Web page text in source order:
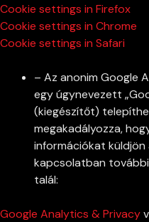
Cookie settings in Firefox
Cookie settings in Chrome
Cookie settings in Safari
– Az anonim Google
egy úgynevezett
(kiegészítőt)
megakadályozza,
információkat küldjön
kapcsolatban
talál:
Google Analytics & Privacy